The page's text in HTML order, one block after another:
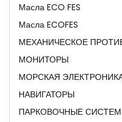
Масла ECO FES
Масла ECOFES
МЕХАНИЧЕСКОЕ
МОНИТОРЫ
МОРСКАЯ
НАВИГАТОРЫ
ПАРКОВОЧНЫЕ